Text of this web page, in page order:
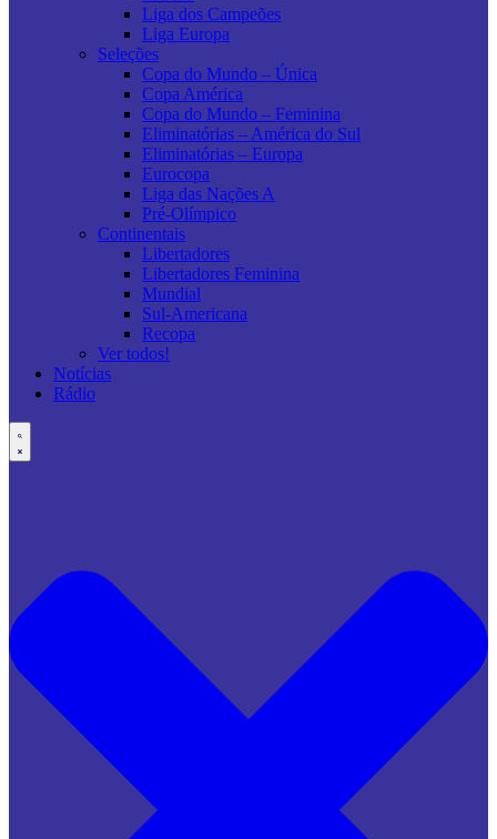
Liga dos Campeões
Liga Europa
Seleções
Copa do Mundo – Única
Copa América
Copa do Mundo – Feminina
Eliminatórias – América do Sul
Eliminatórias – Europa
Eurocopa
Liga das Nações A
Pré-Olímpico
Continentais
Libertadores
Libertadores Feminina
Mundial
Sul-Americana
Recopa
Ver todos!
Notícias
Rádio